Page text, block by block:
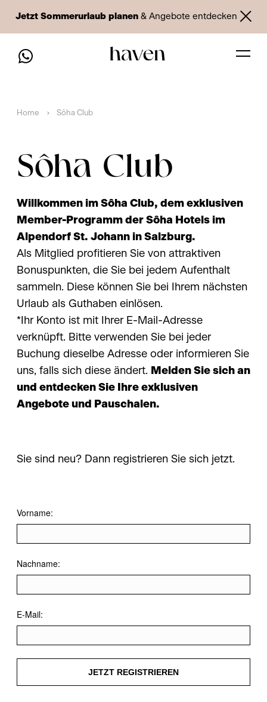
Jetzt Sommerurlaub planen & Angebote entdecken
Home Sôha Club
Sôha Club
Willkommen im Sôha Club, dem exklusiven
Member-Programm der Sôha Hotels im
Alpendorf St. Johann in Salzburg.
Als Mitglied profitieren Sie von attraktiven
Bonuspunkten, die Sie bei jedem Aufenthalt
sammeln. Diese können Sie bei Ihrem nächsten
Urlaub als Guthaben einlösen.
*Ihr Konto ist mit Ihrer E-Mail-Adresse
verknüpft. Bitte verwenden Sie bei jeder
Buchung dieselbe Adresse oder informieren Sie
uns, falls sich diese ändert. Melden Sie sich an
und entdecken Sie Ihre exklusiven
Angebote und Pauschalen.
Sie sind neu? Dann registrieren Sie sich jetzt.
Vorname:
Nachname:
E-Mail:
JETZT REGISTRIEREN